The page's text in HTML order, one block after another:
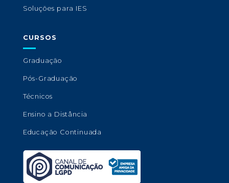
Soluções para IES
CURSOS
Graduação
Pós-Graduação
Técnicos
Ensino a Distância
Educação Continuada